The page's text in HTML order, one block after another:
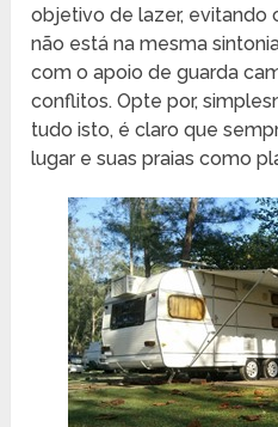
objetivo de lazer,
não está na mesma
com o apoio de guarda
conflitos. Opte por,
tudo isto, é claro que
lugar e suas praias como